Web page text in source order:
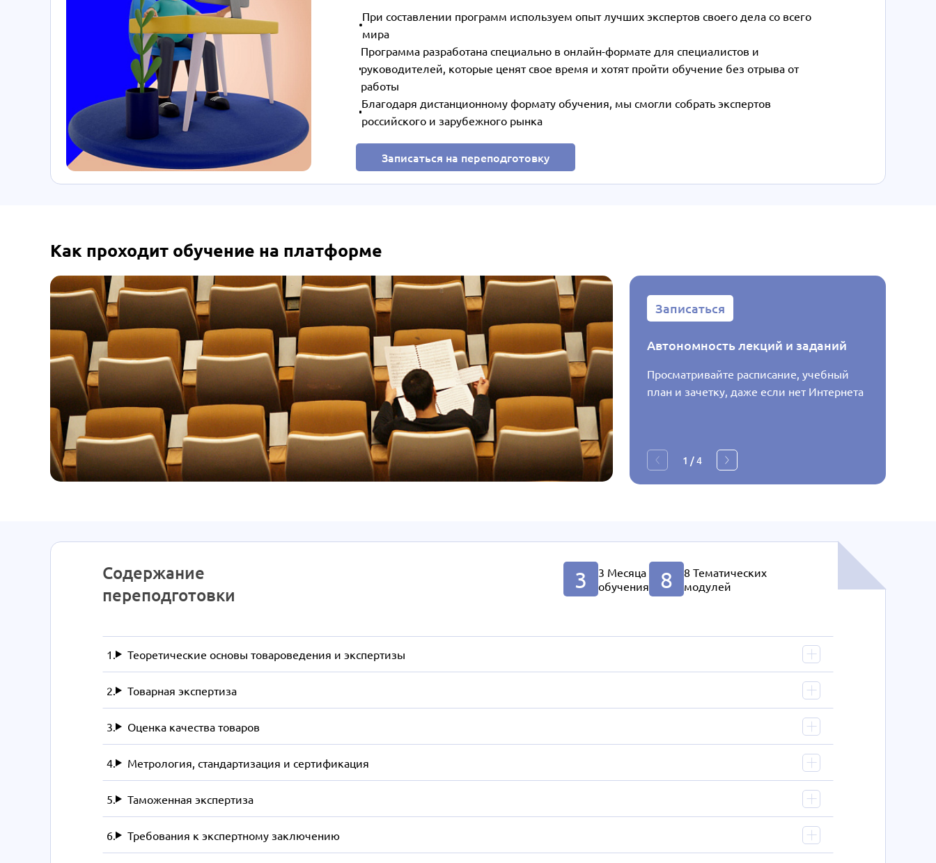
При составлении программ используем опыт лучших экспертов своего дела со всего
мира
Программа разработана специально в онлайн-формате для специалистов и
руководителей, которые ценят свое время и хотят пройти обучение без отрыва от
работы
Благодаря дистанционному формату обучения, мы смогли собрать экспертов
российского и зарубежного рынка
Записаться на переподготовку
Как проходит обучение на платформе
Записаться
Автономность лекций и заданий
Просматривайте расписание, учебный
план и зачетку, даже если нет Интернета
1 /4
Содержание
переподготовки
3
3 Месяца
обучения
8
8 Тематических
модулей
Теоретические основы товароведения и экспертизы
Товарная экспертиза
Оценка качества товаров
Метрология, стандартизация и сертификация
Таможенная экспертиза
Требования к экспертному заключению